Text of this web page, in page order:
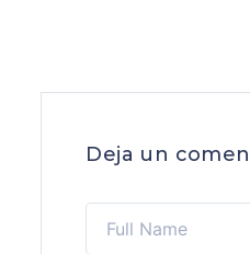
Deja un